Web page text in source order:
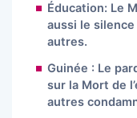
Éducation: Le
aussi le
autres.
Guinée : Le
sur la Mort de
autres